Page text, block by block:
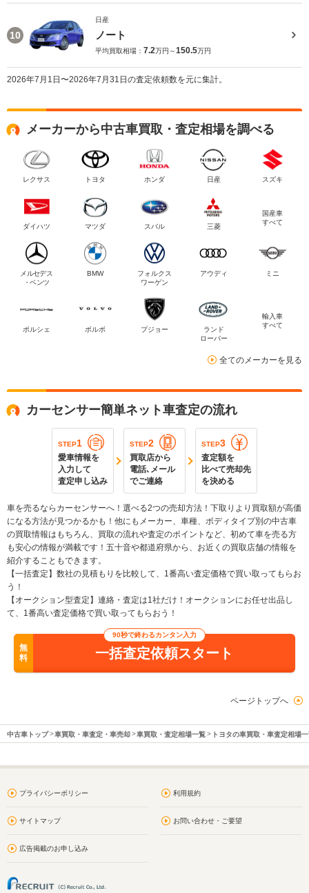
10
日産
ノート
平均買取相場： 7.2万円～150.5万円
2026年7月1日〜2026年7月31日の査定依頼数を元に集計。
メーカーから中古車買取・査定相場を調べる
レクサス トヨタ ホンダ 日産 スズキ
ダイハツ マツダ スバル 三菱
国産車
すべて
メルセデス
・ベンツ
BMW
フォルクス
ワーゲン
アウディ ミニ
ポルシェ ボルボ プジョー
ランド
ローバー
輸入車
すべて
全てのメーカーを見る
カーセンサー簡単ネット車査定の流れ
STEP1
愛車情報を
入力して
査定申し込み
STEP2
買取店から
電話､メール
でご連絡
STEP3
査定額を
比べて売却先
を決める
車を売るならカーセンサーへ！選べる2つの売却方法！下取りより買取額が高価
になる方法が見つかるかも！他にもメーカー、車種、ボディタイプ別の中古車
の買取情報はもちろん、買取の流れや査定のポイントなど、初めて車を売る方
も安心の情報が満載です！五十音や都道府県から、お近くの買取店舗の情報を
紹介することもできます。
【一括査定】数社の見積もりを比較して、1番高い査定価格で買い取ってもらお
う！
【オークション型査定】連絡・査定は1社だけ！オークションにお任せ出品し
て、1番高い査定価格で買い取ってもらおう！
無
料
90秒で終わるカンタン入力
一括査定依頼スタート
ページトップへ
中古車トップ 車買取・車査定・車売却 車買取・査定相場一覧 トヨタの車買取・車査定相場
プライバシーポリシー 利用規約
サイトマップ お問い合わせ・ご要望
広告掲載のお申し込み